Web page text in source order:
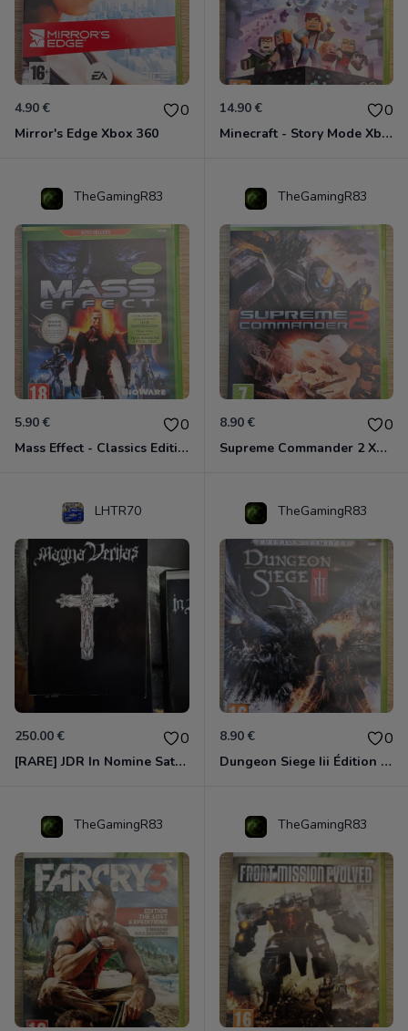
4.90 € 0
Mirror's Edge Xbox 360
14.90 € 0
Minecraft - Story Mode Xbox 360
TheGamingR83
5.90 € 0
Mass Effect - Classics Edition Xbox 360
TheGamingR83
8.90 € 0
Supreme Commander 2 Xbox 360
LHTR70
250.00 € 0
[RARE] JDR In Nomine Satanis / Magna Veritas – 1ère Édition BOÎTE (DOS BLANC, 1989) - CROC / Siroz
TheGamingR83
8.90 € 0
Dungeon Siege Iii Édition Limitée - Vf Intégrale Xbox 360
TheGamingR83 TheGamingR83